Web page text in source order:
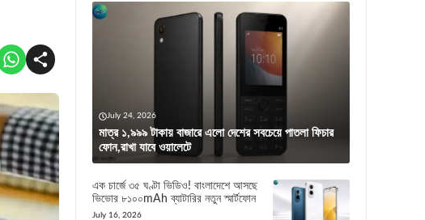
July 24, 2026
মাত্র ১,৯৯৯ টাকায় বাজারে এলো দেশের সবচেয়ে পাতলা ফিচার
ফোন,রাখা যাবে ওয়ালেটে
এক চার্জে ৩৫ ঘণ্টা ভিডিও! বাংলাদেশে আসছে
ভিভোর ৮১০০mAh ব্যাটারির নতুন স্মার্টফোন
July 16, 2026